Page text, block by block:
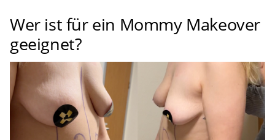
Wer ist für ein Mommy Makeover
geeignet?